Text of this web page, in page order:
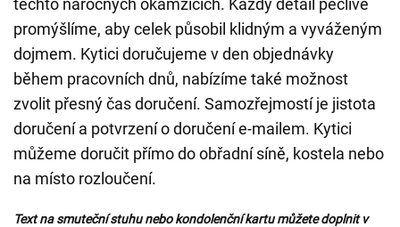
těchto náročných okamžicích. Každý detail pečlivě
promýšlíme, aby celek působil klidným a vyváženým
dojmem. Kytici doručujeme v den objednávky
během pracovních dnů, nabízíme také možnost
zvolit přesný čas doručení. Samozřejmostí je jistota
doručení a potvrzení o doručení e-mailem. Kytici
můžeme doručit přímo do obřadní síně, kostela nebo
na místo rozloučení.
Text na smuteční stuhu nebo kondolenční kartu můžete doplnit v